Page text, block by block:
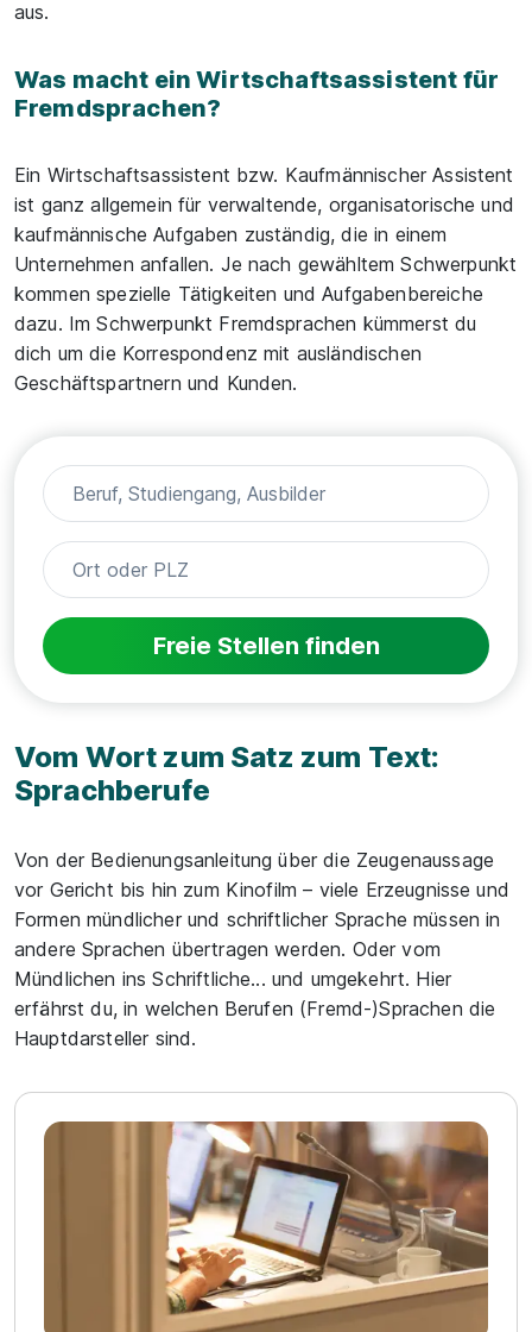
aus.
Was macht ein Wirtschaftsassistent für
Fremdsprachen?
Ein Wirtschaftsassistent bzw. Kaufmännischer Assistent
ist ganz allgemein für verwaltende, organisatorische und
kaufmännische Aufgaben zuständig, die in einem
Unternehmen anfallen. Je nach gewähltem Schwerpunkt
kommen spezielle Tätigkeiten und Aufgabenbereiche
dazu. Im Schwerpunkt Fremdsprachen kümmerst du
dich um die Korrespondenz mit ausländischen
Geschäftspartnern und Kunden.
Freie Stellen finden
Vom Wort zum Satz zum Text:
Sprachberufe
Von der Bedienungsanleitung über die Zeugenaussage
vor Gericht bis hin zum Kinofilm – viele Erzeugnisse und
Formen mündlicher und schriftlicher Sprache müssen in
andere Sprachen übertragen werden. Oder vom
Mündlichen ins Schriftliche... und umgekehrt. Hier
erfährst du, in welchen Berufen (Fremd-)Sprachen die
Hauptdarsteller sind.